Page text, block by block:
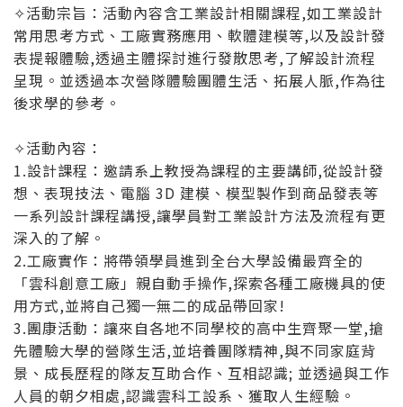
✧活動宗旨：活動內容含工業設計相關課程,如工業設計
常用思考方式、工廠實務應用、軟體建模等,以及設計發
表提報體驗,透過主體探討進行發散思考,了解設計流程
呈現。並透過本次營隊體驗團體生活、拓展人脈,作為往
後求學的參考。
✧活動內容：
1.設計課程：邀請系上教授為課程的主要講師,從設計發
想、表現技法、電腦 3D 建模、模型製作到商品發表等
一系列設計課程講授,讓學員對工業設計方法及流程有更
深入的了解。
2.工廠實作：將帶領學員進到全台大學設備最齊全的
「雲科創意工廠」親自動手操作,探索各種工廠機具的使
用方式,並將自己獨一無二的成品帶回家!
3.團康活動：讓來自各地不同學校的高中生齊聚一堂,搶
先體驗大學的營隊生活,並培養團隊精神,與不同家庭背
景、成長歷程的隊友互助合作、互相認識; 並透過與工作
人員的朝夕相處,認識雲科工設系、獲取人生經驗。